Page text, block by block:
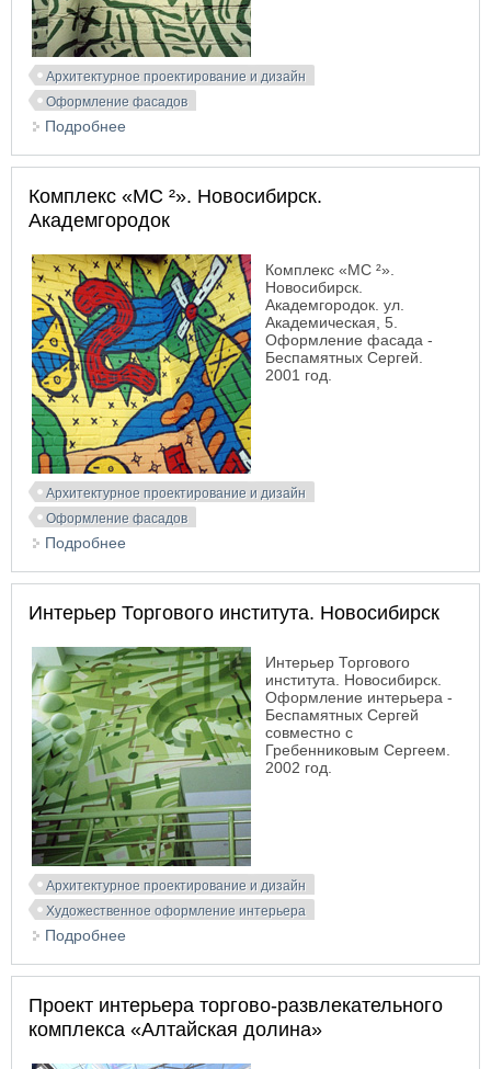
Архитектурное проектирование и дизайн
Оформление фасадов
Подробнее
Комплекс «MC ²». Новосибирск.
Академгородок
Комплекс «MC ²».
Новосибирск.
Академгородок. ул.
Академическая, 5.
Оформление фасада -
Беспамятных Сергей.
2001 год.
Архитектурное проектирование и дизайн
Оформление фасадов
Подробнее
Интерьер Торгового института. Новосибирск
Интерьер Торгового
института. Новосибирск.
Оформление интерьера -
Беспамятных Сергей
совместно с
Гребенниковым Сергеем.
2002 год.
Архитектурное проектирование и дизайн
Художественное оформление интерьера
Подробнее
Проект интерьера торгово-развлекательного
комплекса «Алтайская долина»